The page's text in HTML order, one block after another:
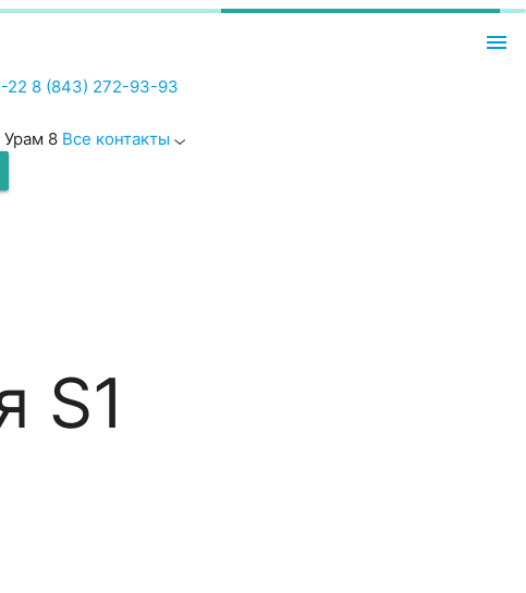
menu
22 8 (843) 272-93-93
Урам 8 Все контакты
S1